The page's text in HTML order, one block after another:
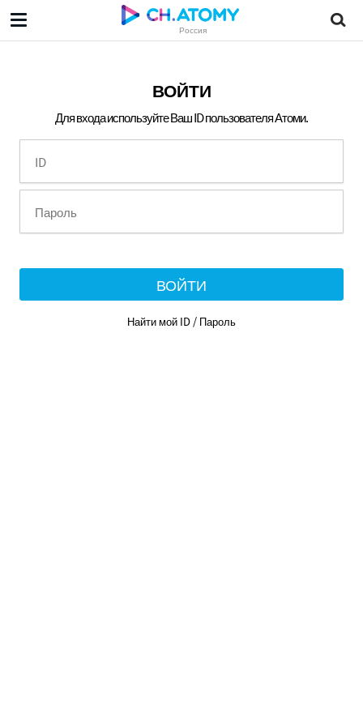
Россия
ВОЙТИ
Для входа используйте Ваш ID пользователя Атоми.
ВОЙТИ
Найти мой ID / Пароль